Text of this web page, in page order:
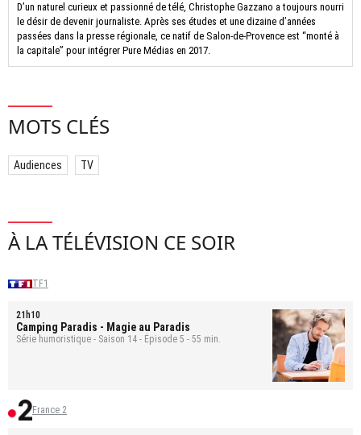
D’un naturel curieux et passionné de télé, Christophe Gazzano a toujours nourri
le désir de devenir journaliste. Après ses études et une dizaine d’années
passées dans la presse régionale, ce natif de Salon-de-Provence est “monté à
la capitale” pour intégrer Pure Médias en 2017.
MOTS CLÉS
Audiences TV
À LA TÉLÉVISION CE SOIR
TF1
21h10
Camping Paradis - Magie au Paradis
Série humoristique - Saison 14 - Épisode 5 - 55 min.
France 2